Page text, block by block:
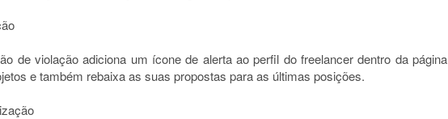
de violação adiciona um ícone de alerta ao perfil do freelancer dentro da página
e também rebaixa as suas propostas para as últimas posições.